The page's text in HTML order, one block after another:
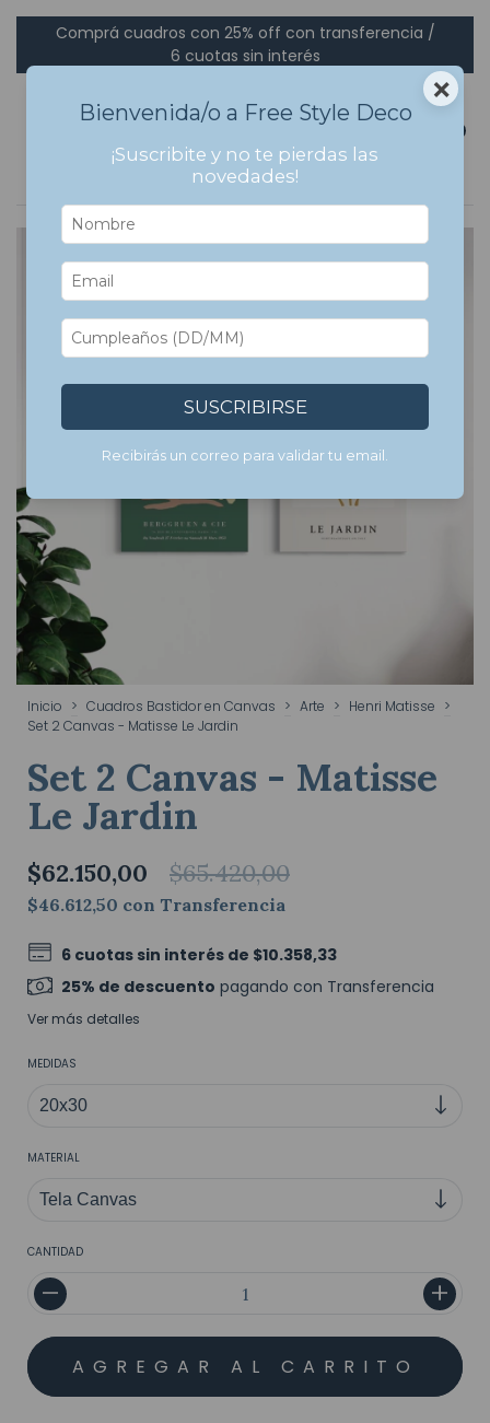
Comprá cuadros con 25% off con transferencia /
6 cuotas sin interés
%OFF
Inicio > Cuadros Bastidor en Canvas > Arte > Henri Matisse >
Set 2 Canvas - Matisse Le Jardin
Set 2 Canvas - Matisse
Le Jardin
$62.150,00 $65.420,00
$46.612,50 con Transferencia
6 cuotas sin interés de $10.358,33
25% de descuento pagando con Transferencia
Ver más detalles
MEDIDAS
MATERIAL
CANTIDAD
×
Bienvenida/o a Free Style Deco
¡Suscribite y no te pierdas las
novedades!
SUSCRIBIRSE
Recibirás un correo para validar tu email.